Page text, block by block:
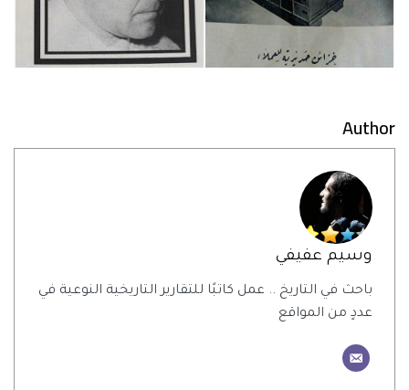
Author
وسيم عفيفي
باحث في التاريخ .. عمل كاتبًا للتقارير التاريخية النوعية في
عددٍ من المواقع